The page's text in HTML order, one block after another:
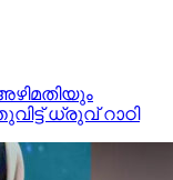
ധ്രുവ് റാഠി